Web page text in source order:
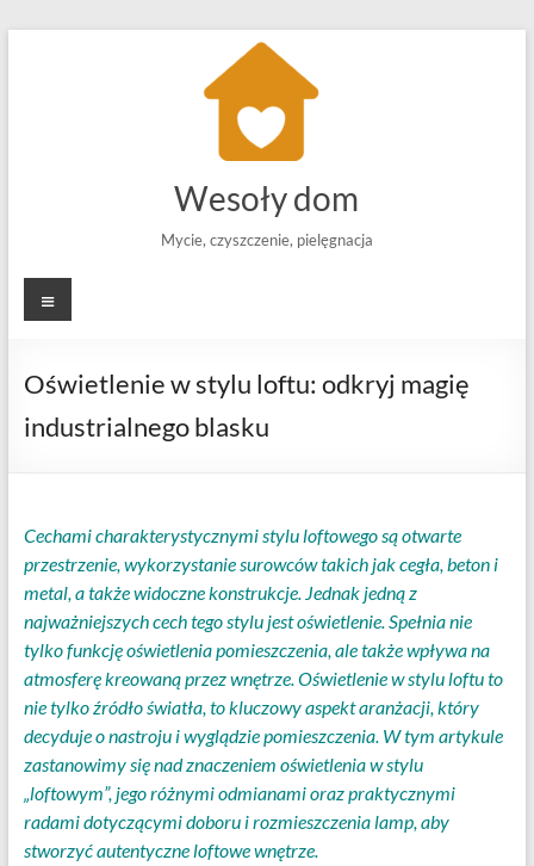
Wesoły dom
Mycie, czyszczenie, pielęgnacja
Menu
Oświetlenie w stylu loftu: odkryj magię
industrialnego blasku
Cechami charakterystycznymi stylu loftowego są otwarte
przestrzenie, wykorzystanie surowców takich jak cegła, beton i
metal, a także widoczne konstrukcje. Jednak jedną z
najważniejszych cech tego stylu jest oświetlenie. Spełnia nie
tylko funkcję oświetlenia pomieszczenia, ale także wpływa na
atmosferę kreowaną przez wnętrze. Oświetlenie w stylu loftu to
nie tylko źródło światła, to kluczowy aspekt aranżacji, który
decyduje o nastroju i wyglądzie pomieszczenia. W tym artykule
zastanowimy się nad znaczeniem oświetlenia w stylu
„loftowym”, jego różnymi odmianami oraz praktycznymi
radami dotyczącymi doboru i rozmieszczenia lamp, aby
stworzyć autentyczne loftowe wnętrze.